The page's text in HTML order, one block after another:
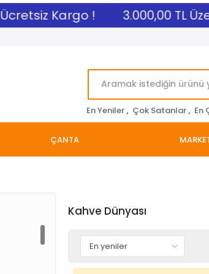
Kargo ! 3.000,00 TL
En Yeniler , Çok Satanlar , En
ÇANTA
Kahve Dünyası